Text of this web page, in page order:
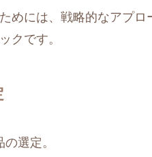
めには、戦略的なアプロ
クです。
選定。